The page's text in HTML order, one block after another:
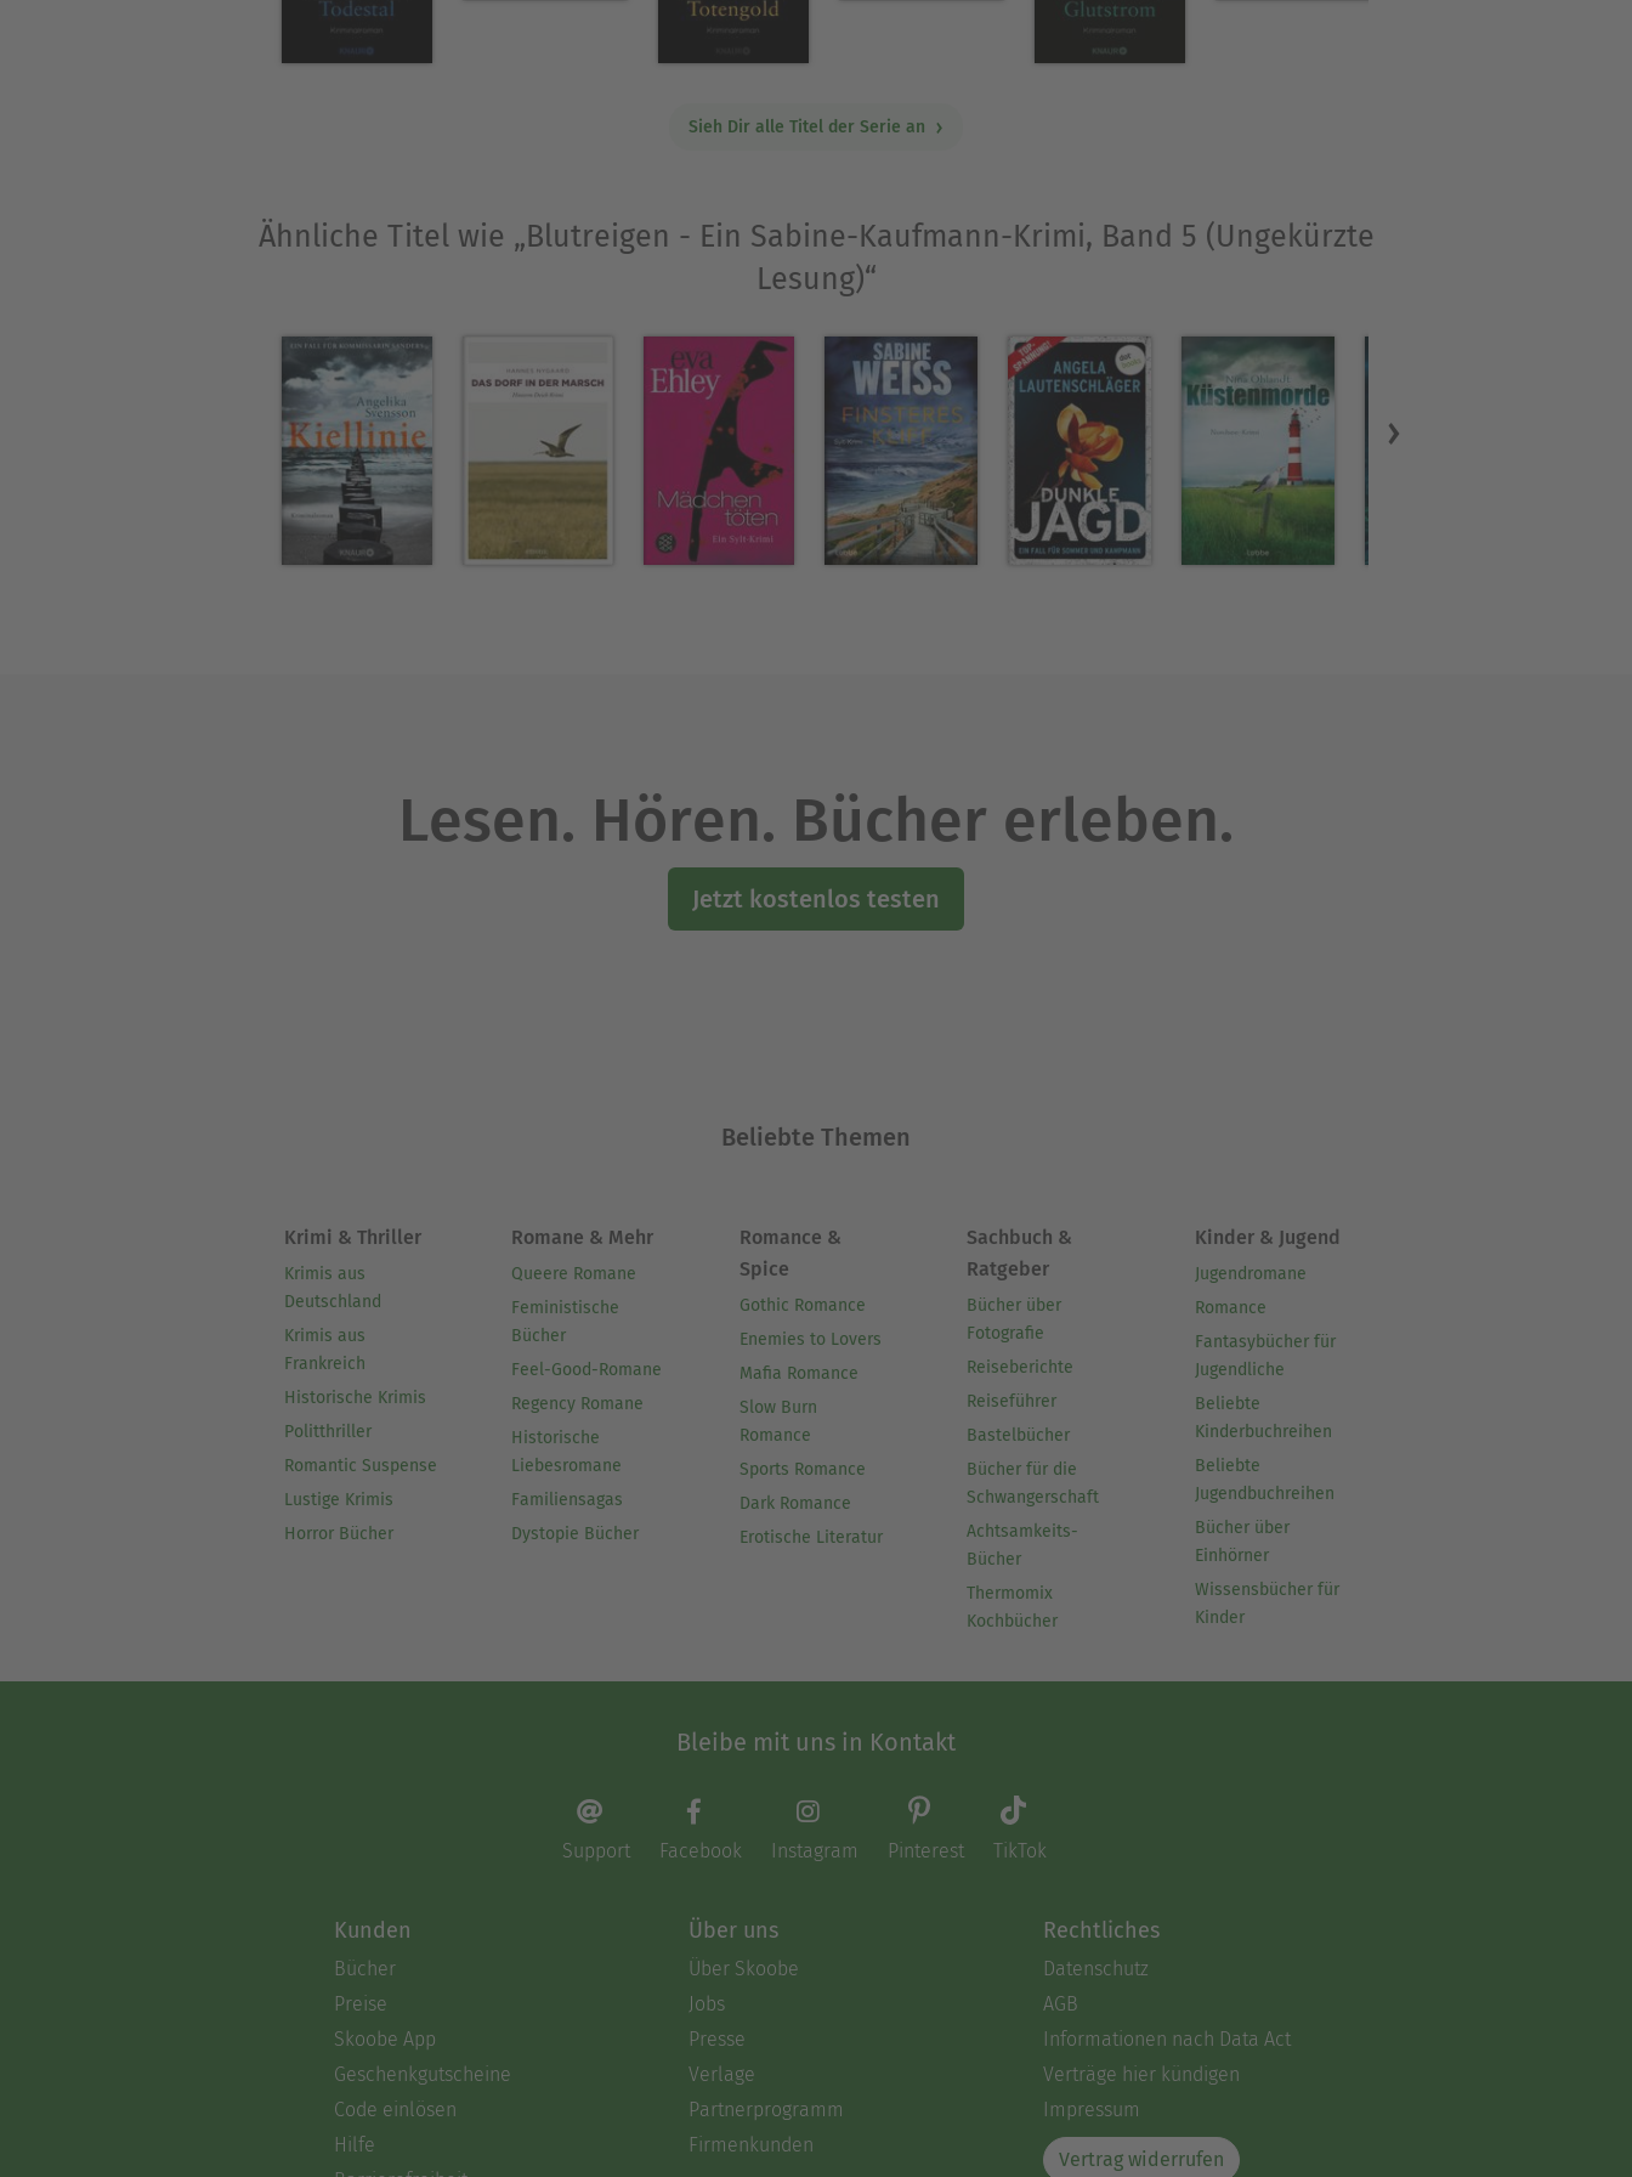
Sieh Dir alle Titel der Serie an
Ähnliche Titel wie „Blutreigen - Ein Sabine-Kaufmann-Krimi, Band 5 (Ungekürzte
Lesung)“
Lesen. Hören. Bücher erleben.
Jetzt kostenlos testen
Beliebte Themen
Krimi & Thriller
Krimis aus
Deutschland
Krimis aus
Frankreich
Historische Krimis
Politthriller
Romantic Suspense
Lustige Krimis
Horror Bücher
Romane & Mehr
Queere Romane
Feministische
Bücher
Feel-Good-Romane
Regency Romane
Historische
Liebesromane
Familiensagas
Dystopie Bücher
Romance &
Spice
Gothic Romance
Enemies to Lovers
Mafia Romance
Slow Burn
Romance
Sports Romance
Dark Romance
Erotische Literatur
Sachbuch &
Ratgeber
Bücher über
Fotografie
Reiseberichte
Reiseführer
Bastelbücher
Bücher für die
Schwangerschaft
Achtsamkeits-
Bücher
Thermomix
Kochbücher
Kinder & Jugend
Jugendromane
Romance
Fantasybücher für
Jugendliche
Beliebte
Kinderbuchreihen
Beliebte
Jugendbuchreihen
Bücher über
Einhörner
Wissensbücher für
Kinder
Bleibe mit uns in Kontakt
Support Facebook Instagram Pinterest TikTok
Kunden
Bücher
Preise
Skoobe App
Geschenkgutscheine
Code einlösen
Hilfe
Über uns
Über Skoobe
Jobs
Presse
Verlage
Partnerprogramm
Firmenkunden
Rechtliches
Datenschutz
AGB
Informationen nach Data Act
Verträge hier kündigen
Impressum
Vertrag widerrufen